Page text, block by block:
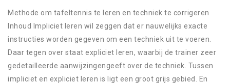
Methode om tafeltennis te leren en techniek te corrigeren
Inhoud Impliciet leren wil zeggen dat er nauwelijks exacte
instructies worden gegeven om een techniek uit te voeren.
Daar tegen over staat expliciet leren, waarbij de trainer zeer
gedetailleerde aanwijzingengeeft over de techniek. Tussen
impliciet en expliciet leren is ligt een groot grijs gebied. En